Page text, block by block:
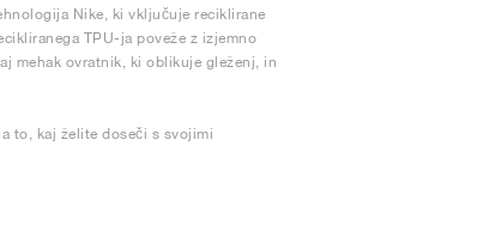
Nike, ki vključuje reciklirane
TPU-ja poveže z izjemno
mehak ovratnik, ki oblikuje gleženj, in
to, kaj želite doseči s svojimi